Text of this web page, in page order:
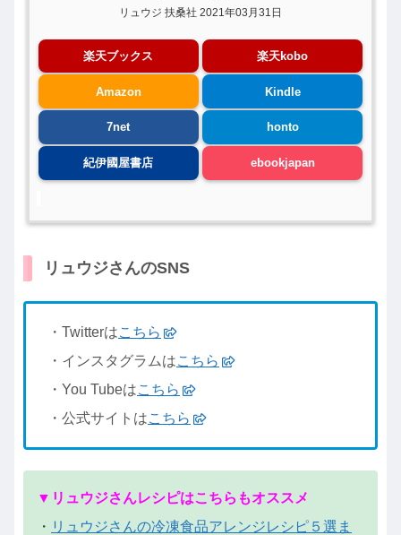
リュウジ 扶桑社 2021年03月31日
楽天ブックス 楽天kobo
Amazon Kindle
7net honto
紀伊國屋書店 ebookjapan
リュウジさんのSNS
・Twitterはこちら
・インスタグラムはこちら
・You Tubeはこちら
・公式サイトはこちら
▼リュウジさんレシピはこちらもオススメ
・ リュウジさんの冷凍食品アレンジレシピ５選ま